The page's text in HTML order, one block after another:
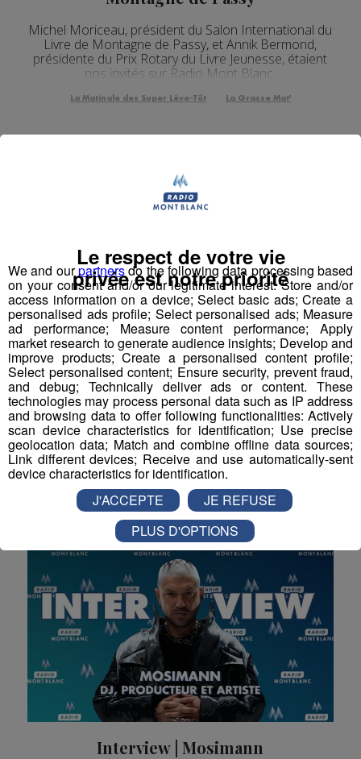
Michel Moriceau, président du Salon International du
Livre de Montagne de Passy, et Annik Bermond,
présidente du Prix Rotary du Livre Jeunesse, étaient
nos invités sur Radio Mont Blanc.
La Matinale des Super Lève-Tôt La Grasse Mat'
Émission Spéciale | Bluegrass in la
Roche
Nous étions en direct de La Roche-sur-Foron pour
une émission spéciale dédiée à la 21ᵉ édition du
festival Bluegrass in La Roche.
Émissions spéciales
Interview | Mosimann
We and ourpartnersdo the following data processing based
on your consent and/or our legitimate interest: Store and/or
access information on a device; Select basic ads; Create a
personalised ads profile; Select personalised ads; Measure
ad performance; Measure content performance; Apply
market research to generate audience insights; Develop and
improve products; Create a personalised content profile;
Select personalised content; Ensure security, prevent fraud,
and debug; Technically deliver ads or content. These
technologies may process personal data such as IP address
and browsing data to offer following functionalities: Actively
scan device characteristics for identification; Use precise
geolocation data; Match and combine offline data sources;
Link different devices; Receive and use automatically-sent
device characteristics for identification.
Le respect de votre vie
privée est notre priorité
J'ACCEPTE
JE REFUSE
PLUS D'OPTIONS